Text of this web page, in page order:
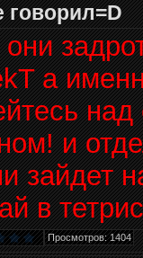
говорил=D
они
а
над
и
зайдет
в
Просмотров: 1404